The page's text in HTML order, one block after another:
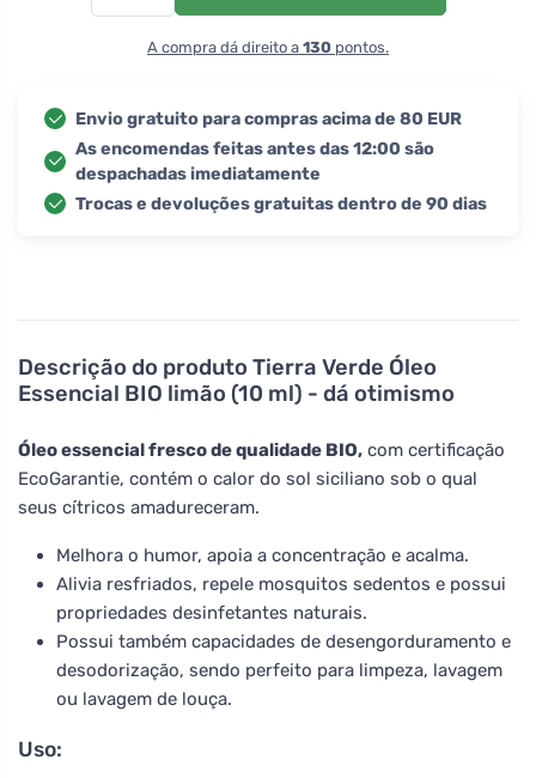
Descrição do produto Tierra Verde Óleo
Essencial BIO limão (10 ml) - dá otimismo
Óleo essencial fresco de qualidade BIO, com certificação
EcoGarantie, contém o calor do sol siciliano sob o qual
seus cítricos amadureceram.
Melhora o humor, apoia a concentração e acalma.
Alivia resfriados, repele mosquitos sedentos e possui
propriedades desinfetantes naturais.
Possui também capacidades de desengorduramento e
desodorização, sendo perfeito para limpeza, lavagem
ou lavagem de louça.
Uso:
A compra dá direito a 130 pontos.
Envio gratuito para compras acima de 80 EUR
As encomendas feitas antes das 12:00 são
despachadas imediatamente
Trocas e devoluções gratuitas dentro de 90 dias